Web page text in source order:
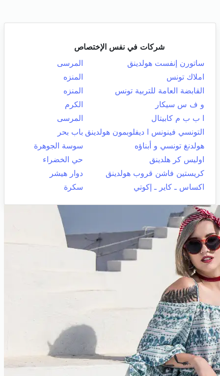
شركات في نفس الإختصاص
ساتورن إنفست هولدينق
المرسى
املاك تونس
المنزه
القابضة العامة للتربية تونس
المنزه
و ف س سيكار
الكرم
ا ب ب م كابيتال
المرسى
التونسي فينونس ا ديفلوبمون هولدينق باب بحر
هولدنغ تونسي و أبناؤه
سوسة الجوهرة
اوليس كر هلدينق
حي الخضراء
كريستين فاشن قروب هولدينق
دوار هيشر
اكساس ـ كاير ـ إكوتي
سكرة